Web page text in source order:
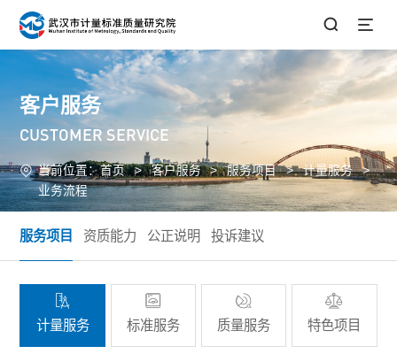
客户服务
CUSTOMER SERVICE
当前位置：首页 > 客户服务 > 服务项目 > 计量服务 >
业务流程
服务项目 资质能力 公正说明 投诉建议
计量服务 标准服务 质量服务 特色项目